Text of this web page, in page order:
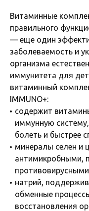
Витаминные
правильного
— еще один
заболеваемость и
организма
иммунитета для
витаминный
IMMUNO+:
содержит
иммунную
болеть и быстрее
минералы селен и
антимикробными,
натрий,
обменные
восстановления